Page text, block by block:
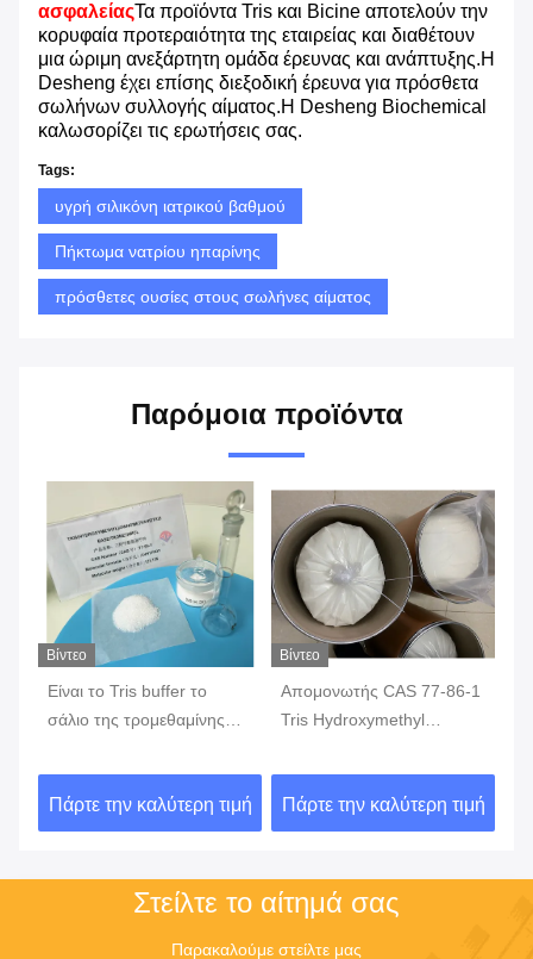
ασφαλείαςΤα προϊόντα Tris και Bicine αποτελούν την
κορυφαία προτεραιότητα της εταιρείας και διαθέτουν
μια ώριμη ανεξάρτητη ομάδα έρευνας και ανάπτυξης.Η
Desheng έχει επίσης διεξοδική έρευνα για πρόσθετα
σωλήνων συλλογής αίματος.Η Desheng Biochemical
καλωσορίζει τις ερωτήσεις σας.
Tags:
υγρή σιλικόνη ιατρικού βαθμού
Πήκτωμα νατρίου ηπαρίνης
πρόσθετες ουσίες στους σωλήνες αίματος
Παρόμοια προϊόντα
Βίντεο
Είναι το Tris buffer το
σάλιο της τρομεθαμίνης
βιολογικό buffer;
Πάρτε την καλύτερη τιμή
Βίντεο
Απομονωτής CAS 77-86-1
Tris Hydroxymethyl
διαλύμματα Tris
Πάρτε την καλύτερη τιμή
Στείλτε το αίτημά σας
Παρακαλούμε στείλτε μας